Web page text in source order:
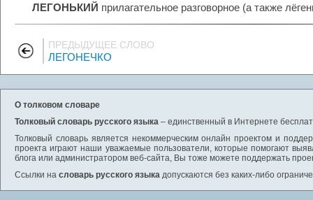
ЛЕГОНЬКИЙ прилагательное разговорное (а также
ПРЕДЫДУЩЕЕ СЛОВО
ЛЕГОНЕЧКО
О толковом словаре
Толковый словарь русского языка – единственный в Интернете
Толковый словарь является некоммерческим онлайн проектом и
проекта играют наши уважаемые пользователи, которые помогают
блога или администратором веб-сайта, Вы тоже можете поддержать
Ссылки на словарь русского языка допускаются без каких-либо